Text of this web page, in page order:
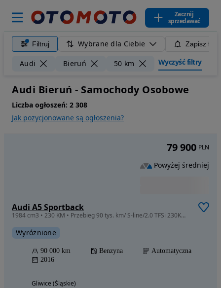
Zacznij
sprzedawać
Filtruj Wybrane dla Ciebie Zapisz
Audi Bieruń 50 km Wyczyść filtry
Audi Bieruń - Samochody Osobowe
Liczba ogłoszeń: 2 308
Jak pozycjonowane są ogłoszenia?
Audi A5 Sportback
1984 cm3 • 230 KM • Przebieg 90 tys. km/ S-line/2.0 TFSi 230KM/ Quattro/ 100% Bezwypadkowy
Wyróżnione
90 000 km Benzyna
Automatyczna
2016
Gliwice (Śląskie)
79 900 PLN
Powyżej średniej